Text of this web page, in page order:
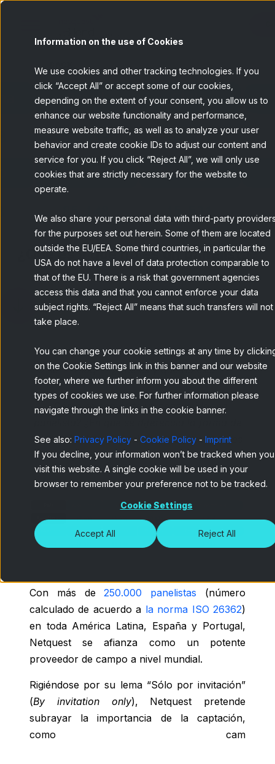
Information on the use of Cookies
We use cookies and other tracking technologies. If you
click “Accept All” or accept some of our cookies,
depending on the extent of your consent, you allow us to
enhance our website functionality and performance,
measure website traffic, as well as to analyze your user
behavior and create cookie IDs to adjust our content and
service for you. If you click “Reject All”, we will only use
cookies that are strictly necessary for the website to
operate.
We also share your personal data with third-party
for the purposes set out herein. Some of them are located
outside the EU/EEA. Some third countries, in particular the
USA do not have a level of data protection comparable to
that of the EU. There is a risk that government agencies
access this data and that you cannot enforce your data
subject rights. “Reject All” means that such transfers will not
take place.
You can change your cookie settings at any time by
on the Cookie Settings link in this banner and our website
footer, where we further inform you about the different
types of cookies we use. For further information please
navigate through the links in the cookie banner.
See also: Privacy Policy - Cookie Policy - Imprint
If you decline, your information won’t be tracked when you
visit this website. A single cookie will be used in your
browser to remember your preference not to be tracked.
Cookie Settings
Accept All Reject All
¿Qué es y qué no es un panelista?
Home Blog ¿Qué es y qué no es...
¿Cómo se convierte un consumidor en
captar de Netquest del resto de proveedores
de panel? ¿Cómo es un panelista?
Con más de250.000 panelistas (número
calculado de acuerdo a la norma ISO 26362)
en toda América Latina, España y Portugal,
Netquest se afianza como un potente
proveedor de campo a nivel mundial.
Rigiéndose por su lema “Sólo por invitación”
(By invitation only), Netquest pretende
subrayar la importancia de la captación,
como cam